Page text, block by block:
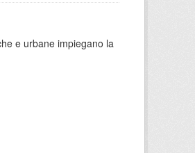
e urbane impiegano la